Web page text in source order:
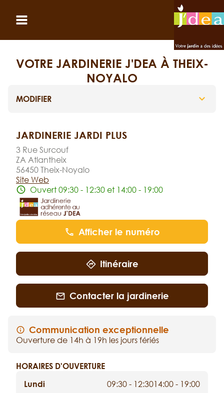
VOTRE JARDINERIE J'DEA À THEIX-
NOYALO
MODIFIER
JARDINERIE JARDI PLUS
3 Rue Surcouf
ZA Atlantheix
56450 Theix-Noyalo
Site Web
Ouvert 09:30 - 12:30 et 14:00 - 19:00
Afficher le numéro
Itinéraire
Contacter la jardinerie
Communication exceptionnelle
Ouverture de 14h à 19h les jours fériés
HORAIRES D'OUVERTURE
Lundi
09:30 - 12:3014:00 - 19:00